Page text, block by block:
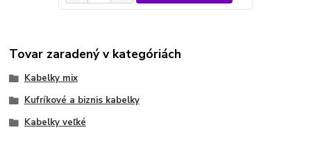
Tovar zaradený v kategóriách
Kabelky mix
Kufríkové a biznis kabelky
Kabelky veľké